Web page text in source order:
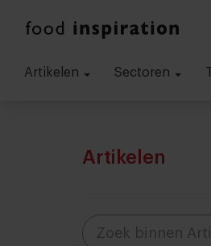
Artikelen Sectoren
Artikelen